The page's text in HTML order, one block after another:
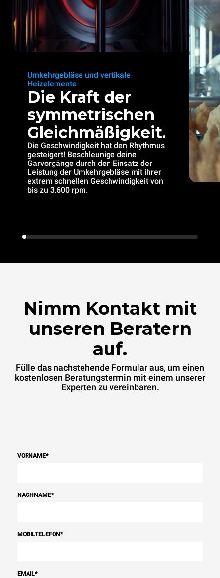
Umkehrgebläse und vertikale
Heizelemente
Die Kraft der
symmetrischen
Gleichmäßigkeit.
Die Geschwindigkeit hat den Rhythmus
gesteigert! Beschleunige deine
Garvorgänge durch den Einsatz der
Leistung der Umkehrgebläse mit ihrer
extrem schnellen Geschwindigkeit von
bis zu 3.600 rpm.
Nimm Kontakt mit
unseren Beratern
auf.
Fülle das nachstehende Formular aus, um einen
kostenlosen Beratungstermin mit einem unserer
Experten zu vereinbaren.
VORNAME*
NACHNAME*
MOBILTELEFON*
EMAIL*